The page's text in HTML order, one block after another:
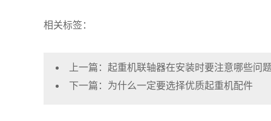
相关标签：
上一篇： 起重机联轴器在安装时要注意哪些问
下一篇： 为什么一定要选择优质起重机配件